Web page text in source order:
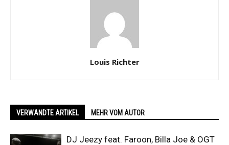
Louis Richter
VERWANDTE ARTIKEL MEHR VOM AUTOR
DJ Jeezy feat. Faroon, Billa Joe & OGT